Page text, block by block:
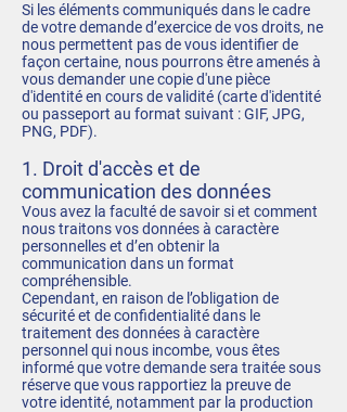
Si les éléments communiqués dans le cadre
de votre demande d’exercice de vos droits, ne
nous permettent pas de vous identifier de
façon certaine, nous pourrons être amenés à
vous demander une copie d'une pièce
d'identité en cours de validité (carte d'identité
ou passeport au format suivant : GIF, JPG,
PNG, PDF).
1. Droit d'accès et de
communication des données
Vous avez la faculté de savoir si et comment
nous traitons vos données à caractère
personnelles et d’en obtenir la
communication dans un format
compréhensible.
Cependant, en raison de l’obligation de
sécurité et de confidentialité dans le
traitement des données à caractère
personnel qui nous incombe, vous êtes
informé que votre demande sera traitée sous
réserve que vous rapportiez la preuve de
votre identité, notamment par la production